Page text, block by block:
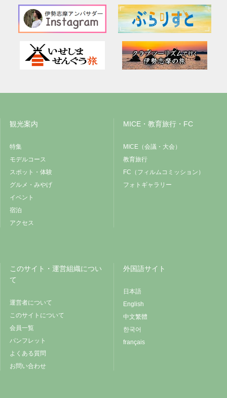
観光案内
特集
モデルコース
スポット・体験
グルメ・みやげ
イベント
宿泊
アクセス
MICE・教育旅行・FC
MICE（会議・大会）
教育旅行
FC（フィルムコミッション）
フォトギャラリー
このサイト・運営組織につい
て
運営者について
このサイトについて
会員一覧
パンフレット
よくある質問
お問い合わせ
外国語サイト
日本語
English
中文繁體
한국어
français